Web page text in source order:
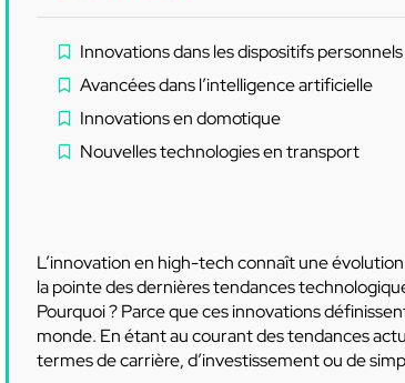
Innovations dans les dispositifs personnels
Avancées dans l’intelligence artificielle
Innovations en domotique
Nouvelles technologies en transport
L’innovation en high-tech connaît une
la pointe des dernières tendances
Pourquoi ? Parce que ces innovations
monde. En étant au courant des tendances
termes de carrière, d’investissement ou de